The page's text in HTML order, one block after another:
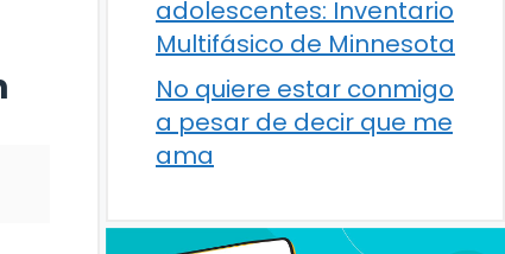
adolescentes: Inventario
Multifásico de Minnesota
No quiere estar conmigo
a pesar de decir que me
ama